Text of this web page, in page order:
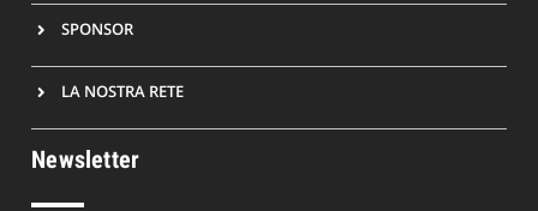
SPONSOR
LA NOSTRA RETE
Newsletter